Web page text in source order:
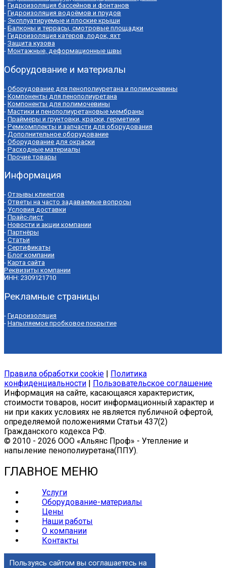
- Гидроизоляция бассейнов и фонтанов
- Гидроизоляция водоёмов и прудов
- Эксплуатируемые и плоские крыши
- Балконы и террасы, смотровые площадки
- Гидроизоляция катеров, лодок, яхт
- Защита кузова
- Монтажные, деформационные швы
Оборудование и материалы
- Оборудование для пенополиуретана и полимочевины
- Компоненты для пенополиуретана
- Компоненты для полимочевины
- Мастики и пенополиуретановые мембраны
- Праймеры и грунтовки, краски, герметики
- Ремкомплекты и запчасти для оборудования
- Дополнительное оборудование
- Оборудование для окраски
- Расходные материалы
- Прочие товары
Информация
- Отзывы клиентов
- Ответы на часто задаваемые вопросы
- Условия доставки
- Прайс-лист
- Новости и акции компании
- Партнёры
- Статьи
- Сертификаты
- Блог компании
- Карта сайта
Реквизиты компании
ИНН: 2309121710
Рекламные страницы
- Гидроизоляция
- Напыляемое пробковое покрытие
Правила обработки cookie | Политика
конфиденциальности | Пользовательское соглашение
Информация на сайте, касающаяся характеристик,
стоимости товаров, носит информационный характер и
ни при каких условиях не является публичной офертой,
определяемой положениями Статьи 437(2)
Гражданского кодекса РФ.
© 2010 - 2026 ООО «Альянс Проф» - Утепление и
напыление пенополиуретана(ППУ).
ГЛАВНОЕ МЕНЮ
Услуги
Оборудование-материалы
Цены
Наши работы
О компании
Контакты
Пользуясь сайтом вы соглашаетесь на